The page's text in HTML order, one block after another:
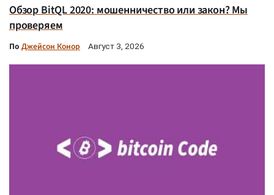
Обзор BitQL 2020: мошенничество или закон? Мы
проверяем
По Джейсон Конор Август 3, 2026